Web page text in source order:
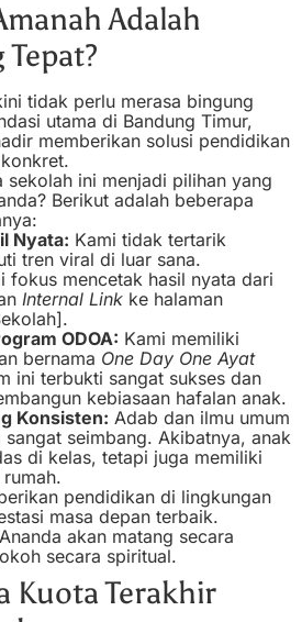
Adalah
tidak perlu merasa bingung
utama di Bandung Timur,
memberikan solusi pendidikan
sekolah ini menjadi pilihan yang
Berikut adalah beberapa
Nyata: Kami tidak tertarik
tren viral di luar sana.
fokus mencetak hasil nyata dari
Internal Link ke halaman
ODOA: Kami memiliki
bernama One Day One Ayat
ini terbukti sangat sukses dan
kebiasaan hafalan anak.
Konsisten: Adab dan ilmu umum
seimbang. Akibatnya, anak
di kelas, tetapi juga memiliki
pendidikan di lingkungan
masa depan terbaik.
akan matang secara
secara spiritual.
Kuota Terakhir